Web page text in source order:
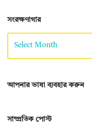
সংরক্ষণাগার
আপনার ভাষা ব্যবহার করুন
সাম্প্রতিক পোস্ট